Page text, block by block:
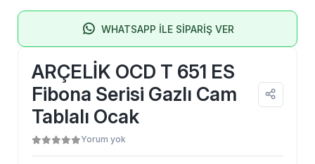
WHATSAPP İLE SİPARİŞ VER
ARÇELİK OCD T 651 ES
Fibona Serisi Gazlı Cam
Tablalı Ocak
Yorum yok